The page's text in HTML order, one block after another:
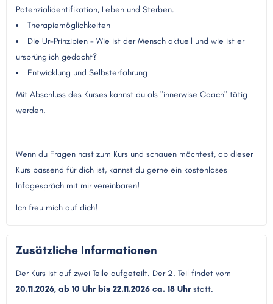
Potenzialidentifikation, Leben und Sterben.
Therapiemöglichkeiten
Die Ur-Prinzipien - Wie ist der Mensch aktuell und wie ist er
ursprünglich gedacht?
Entwicklung und Selbsterfahrung
Mit Abschluss des Kurses kannst du als "innerwise Coach" tätig
werden.
Wenn du Fragen hast zum Kurs und schauen möchtest, ob dieser
Kurs passend für dich ist, kannst du gerne ein kostenloses
Infogespräch mit mir vereinbaren!
Ich freu mich auf dich!
Zusätzliche Informationen
Der Kurs ist auf zwei Teile aufgeteilt. Der 2. Teil findet vom
20.11.2026, ab 10 Uhr bis 22.11.2026 ca. 18 Uhrstatt.